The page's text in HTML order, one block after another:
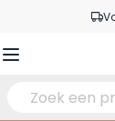
Ga naar de inhoud